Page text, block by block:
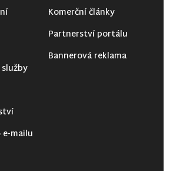
mailu
Komerční články
Partnerství portálu
Bannerová reklama